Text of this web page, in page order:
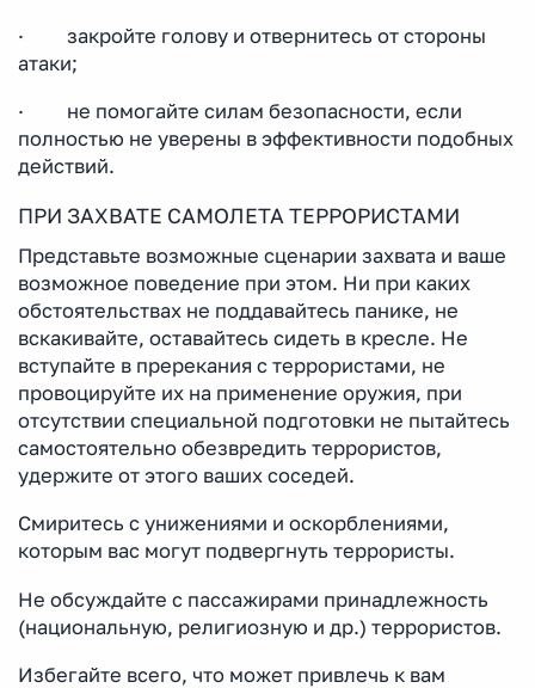
· закройте голову и отвернитесь от стороны
атаки;
· не помогайте силам безопасности, если
полностью не уверены в эффективности подобных
действий.
ПРИ ЗАХВАТЕ САМОЛЕТА ТЕРРОРИСТАМИ
Представьте возможные сценарии захвата и ваше
возможное поведение при этом. Ни при каких
обстоятельствах не поддавайтесь панике, не
вскакивайте, оставайтесь сидеть в кресле. Не
вступайте в пререкания с террористами, не
провоцируйте их на применение оружия, при
отсутствии специальной подготовки не пытайтесь
самостоятельно обезвредить террористов,
удержите от этого ваших соседей.
Смиритесь с унижениями и оскорблениями,
которым вас могут подвергнуть террористы.
Не обсуждайте с пассажирами принадлежность
(национальную, религиозную и др.) террористов.
Избегайте всего, что может привлечь к вам